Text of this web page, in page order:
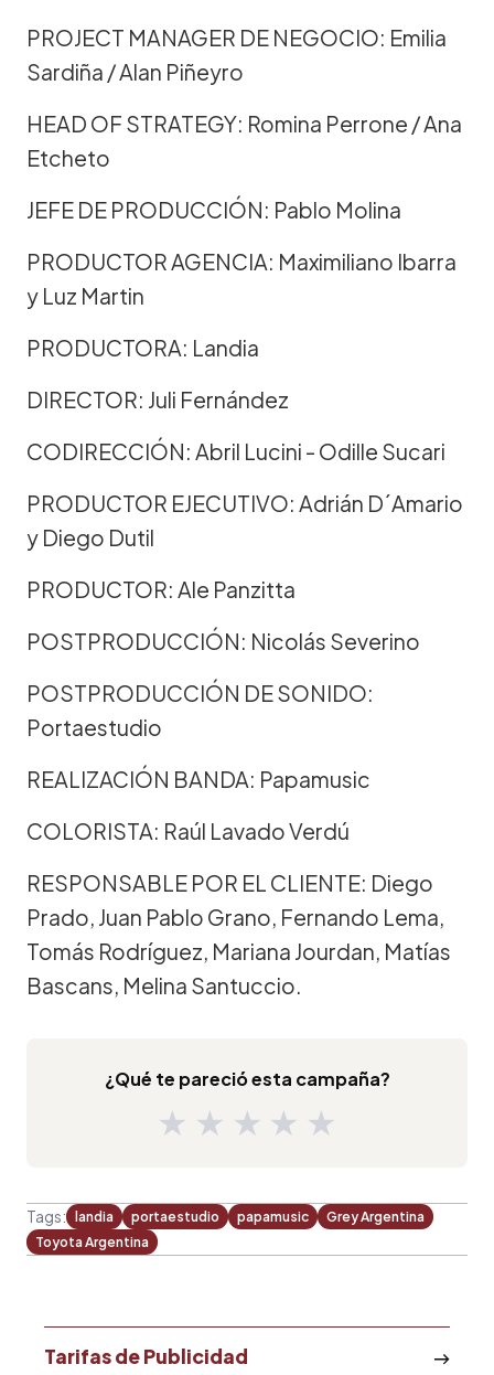
PROJECT MANAGER DE NEGOCIO: Emilia
Sardiña / Alan Piñeyro
HEAD OF STRATEGY: Romina Perrone / Ana
Etcheto
JEFE DE PRODUCCIÓN: Pablo Molina
PRODUCTOR AGENCIA: Maximiliano Ibarra
y Luz Martin
PRODUCTORA: Landia
DIRECTOR: Juli Fernández
CODIRECCIÓN: Abril Lucini - Odille Sucari
PRODUCTOR EJECUTIVO: Adrián D´Amario
y Diego Dutil
PRODUCTOR: Ale Panzitta
POSTPRODUCCIÓN: Nicolás Severino
POSTPRODUCCIÓN DE SONIDO:
Portaestudio
REALIZACIÓN BANDA: Papamusic
COLORISTA: Raúl Lavado Verdú
RESPONSABLE POR EL CLIENTE: Diego
Prado, Juan Pablo Grano, Fernando Lema,
Tomás Rodríguez, Mariana Jourdan, Matías
Bascans, Melina Santuccio.
¿Qué te pareció esta campaña?
★ ★ ★ ★ ★
Tags: landia portaestudio papamusic
Grey Argentina
Toyota Argentina
Tarifas de Publicidad